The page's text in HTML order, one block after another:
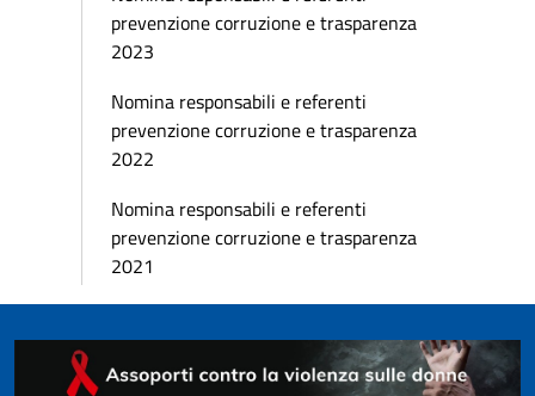
prevenzione corruzione e trasparenza
2023
Nomina responsabili e referenti
prevenzione corruzione e trasparenza
2022
Nomina responsabili e referenti
prevenzione corruzione e trasparenza
2021